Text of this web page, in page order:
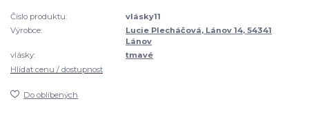
Číslo produktu:
vlásky11
Výrobce:
Lucie Plecháčová, Lánov 14, 54341
Lánov
vlásky:
tmavé
Hlídat cenu / dostupnost
Do oblíbených